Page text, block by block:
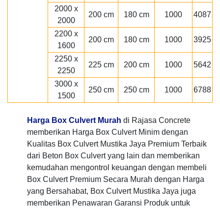
2000 x
2000
200 cm 180 cm 1000 4087
2200 x
1600
200 cm 180 cm 1000 3925
2250 x
2250
225 cm 200 cm 1000 5642
3000 x
1500
250 cm 250 cm 1000 6788
Harga Box Culvert Murah di Rajasa Concrete
memberikan Harga Box Culvert Minim dengan
Kualitas Box Culvert Mustika Jaya Premium Terbaik
dari Beton Box Culvert yang lain dan memberikan
kemudahan mengontrol keuangan dengan membeli
Box Culvert Premium Secara Murah dengan Harga
yang Bersahabat, Box Culvert Mustika Jaya juga
memberikan Penawaran Garansi Produk untuk